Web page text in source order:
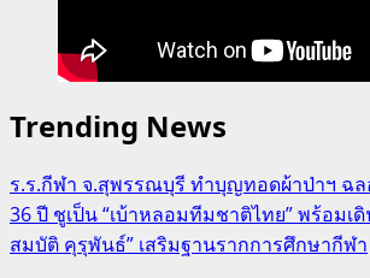
Trending News
ร.ร.กีฬา จ.สุพรรณบุรี ทำบุญทอดผ้าป่าฯ ฉ
36 ปี ชูเป็น “เบ้าหลอมทีมชาติไทย” พร้อมเ
สมบัติ คุรุพันธ์” เสริมฐานรากการศึกษากีฬา